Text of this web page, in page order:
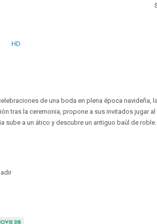
HD
de una boda en plena época navideña,
tras la ceremonia, propone a sus invitados jugar
sube a un ático y descubre un antiguo baúl de